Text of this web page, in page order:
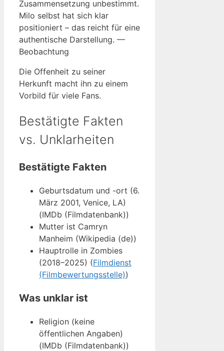
Zusammensetzung unbestimmt.
Milo selbst hat sich klar
positioniert – das reicht für eine
authentische Darstellung. —
Beobachtung
Die Offenheit zu seiner
Herkunft macht ihn zu einem
Vorbild für viele Fans.
Bestätigte Fakten
vs. Unklarheiten
Bestätigte Fakten
Geburtsdatum und -ort (6.
März 2001, Venice, LA)
(IMDb (Filmdatenbank))
Mutter ist Camryn
Manheim (Wikipedia (de))
Hauptrolle in Zombies
(2018–2025) (Filmdienst
(Filmbewertungsstelle))
Was unklar ist
Religion (keine
öffentlichen Angaben)
(IMDb (Filmdatenbank))